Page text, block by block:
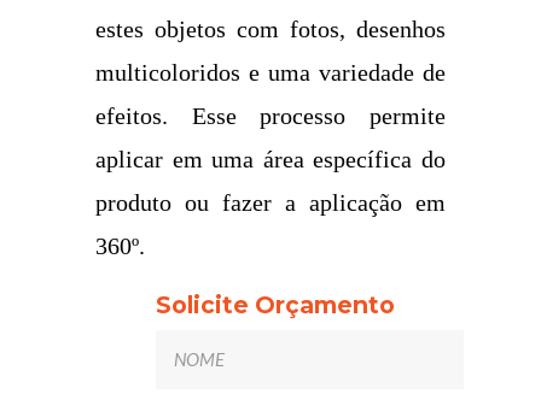
estes objetos com fotos, desenhos
multicoloridos e uma variedade de
efeitos. Esse processo permite
aplicar em uma área específica do
produto ou fazer a aplicação em
360º.
Solicite Orçamento